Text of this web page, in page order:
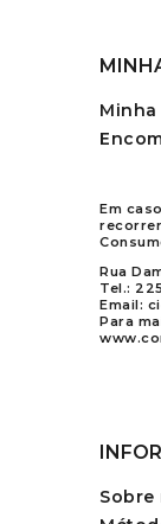
Minha
Em
recorrer
Rua
Tel.:
Email:
Para
Sobre